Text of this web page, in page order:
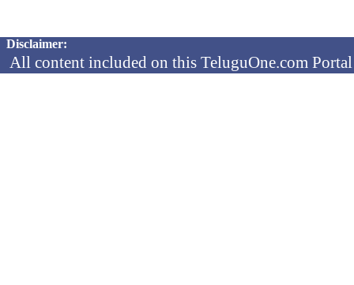
Disclaimer:
All content included on this TeluguOne.com